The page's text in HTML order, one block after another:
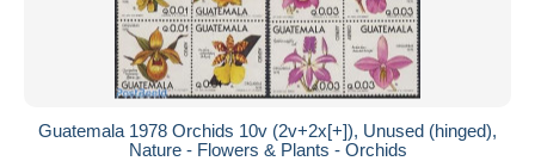
Guatemala 1978 Orchids 10v (2v+2x[+]), Unused (hinged),
Nature - Flowers & Plants - Orchids